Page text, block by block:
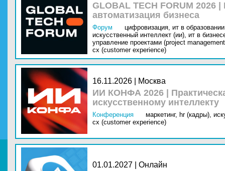
GLOBAL TECH FORUM
автоматизация бизнеса
Форум цифровизация, ит в
искусственный интеллект (ии), ит в
управление проектами (project
cx (customer experience)
16.11.2026 | Москва
ИИ КОНФА 2026 |
искусственному интеллекту
Конференция маркетинг, hr (кадры),
cx (customer experience)
01.01.2027 | Онлайн